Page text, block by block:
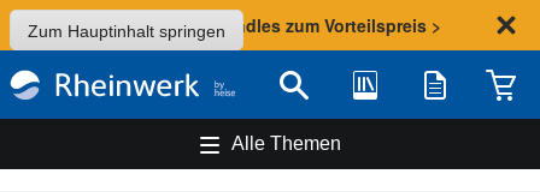
Zum Hauptinhalt springen
Sommer-Aktion: Bundles zum Vorteilspreis >
Suche Bibliothek Merkliste
Alle Themen